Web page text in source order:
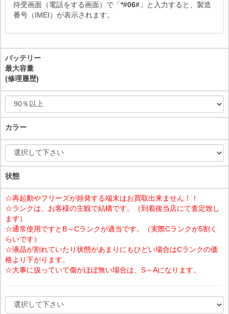
待受画面（電話をする画面）で「*#06# 」と入力すると、製造
番号（IMEI）が表示されます。
バッテリー
最大容量
(修理履歴)
カラー
状態
☆再起動やフリーズが頻発する端末はお買取出来ません！！
☆ランクは、お客様の主観で結構です。（到着後当店にて査定致し
ます）
☆通常使用ですとB～Cランクが適当です。（実際Cランクが5割く
らいです）
☆液晶が割れていたり状態があまりにもひどい場合はCランクの価
格より下がります。
☆大事に扱っていて傷がほぼ無い場合は、S～Aになります。